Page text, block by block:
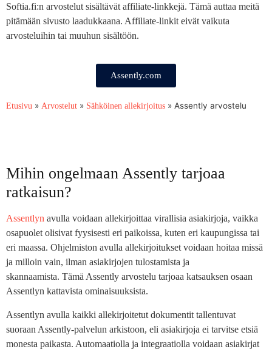
Softia.fi:n arvostelut sisältävät affiliate-linkkejä. Tämä auttaa meitä
pitämään sivusto laadukkaana. Affiliate-linkit eivät vaikuta
arvosteluihin tai muuhun sisältöön.
Assently.com
Etusivu » Arvostelut » Sähköinen allekirjoitus » Assently arvostelu
Mihin ongelmaan Assently tarjoaa
ratkaisun?
Assentlyn avulla voidaan allekirjoittaa virallisia asiakirjoja, vaikka
osapuolet olisivat fyysisesti eri paikoissa, kuten eri kaupungissa tai
eri maassa. Ohjelmiston avulla allekirjoitukset voidaan hoitaa missä
ja milloin vain, ilman asiakirjojen tulostamista ja
skannaamista. Tämä Assently arvostelu tarjoaa katsauksen osaan
Assentlyn kattavista ominaisuuksista.
Assentlyn avulla kaikki allekirjoitetut dokumentit tallentuvat
suoraan Assently-palvelun arkistoon, eli asiakirjoja ei tarvitse etsiä
monesta paikasta. Automaatiolla ja integraatiolla voidaan asiakirjat